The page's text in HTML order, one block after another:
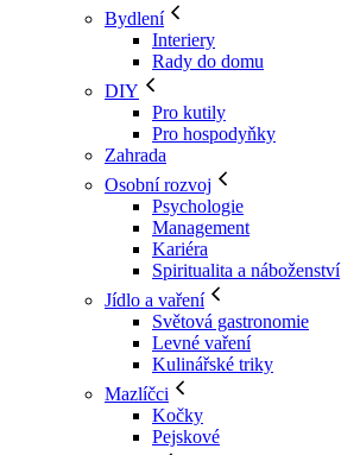
Bydlení
Interiery
Rady do domu
DIY
Pro kutily
Pro hospodyňky
Zahrada
Osobní rozvoj
Psychologie
Management
Kariéra
Spiritualita a náboženství
Jídlo a vaření
Světová gastronomie
Levné vaření
Kulinářské triky
Mazlíčci
Kočky
Pejskové